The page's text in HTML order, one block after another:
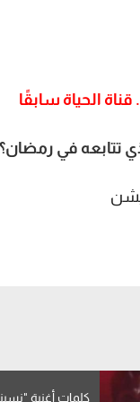
تتابعه في رمضان؟